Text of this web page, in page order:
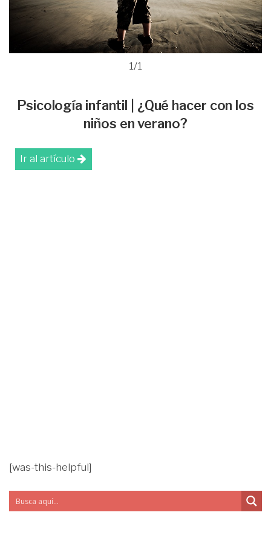
1/1
Psicología infantil | ¿Qué hacer con los
niños en verano?
Ir al artículo
[was-this-helpful]